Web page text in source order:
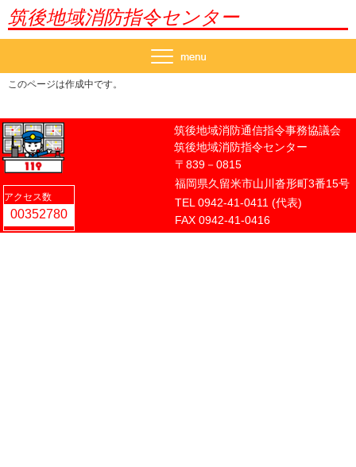
筑後地域消防指令センター
このページは作成中です。
筑後地域消防通信指令事務協議会
筑後地域消防指令センター
〒839－0815
福岡県久留米市山川沓形町3番15号
TEL 0942-41-0411 (代表)
FAX 0942-41-0416
アクセス数